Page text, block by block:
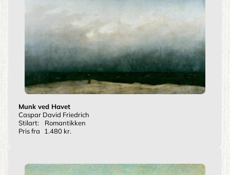
Munk ved Havet
Caspar David Friedrich
Stilart:
Romantikken
Pris fra
1.480 kr.